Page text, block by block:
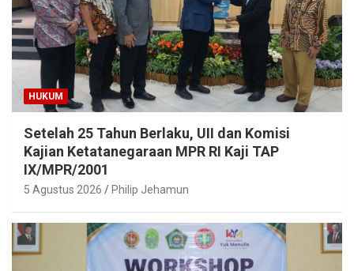
HUKUM
Setelah 25 Tahun Berlaku, UII dan Komisi
Kajian Ketatanegaraan MPR RI Kaji TAP
IX/MPR/2001
5 Agustus 2026 Philip Jehamun